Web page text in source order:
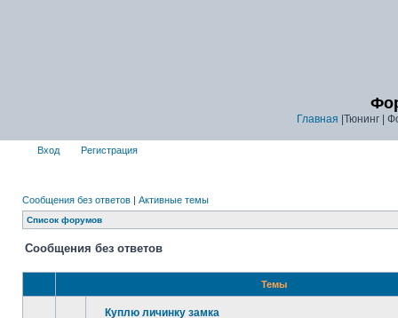
Главная |Тюнинг |
Вход Регистрация
Сообщения без ответов | Активные темы
Список форумов
Сообщения без ответов
Темы
Куплю личинку замка